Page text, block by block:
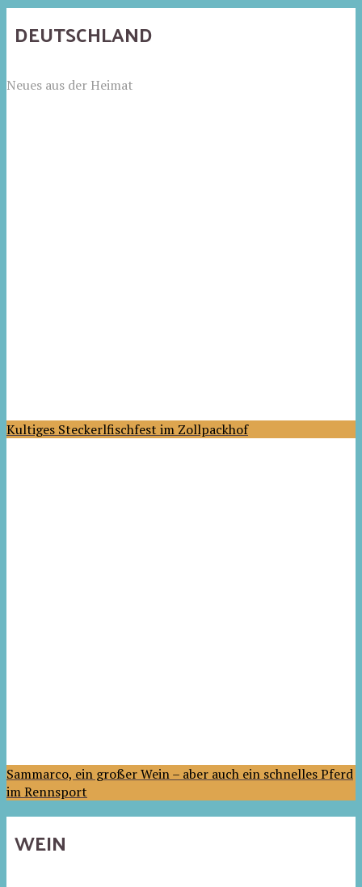
DEUTSCHLAND
Neues aus der Heimat
Kultiges Steckerlfischfest im Zollpackhof
Sammarco, ein großer Wein – aber auch ein schnelles Pferd
im Rennsport
WEIN